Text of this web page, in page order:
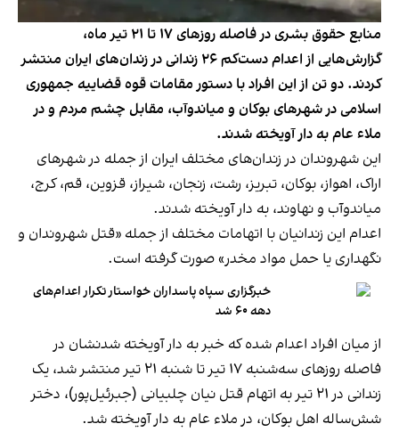
منابع حقوق بشری در فاصله روزهای ۱۷ تا ۲۱ تیر ماه،
گزارش‌هایی از اعدام دست‌کم ۲۶ زندانی در زندان‌های ایران منتشر
کردند. دو تن از این افراد با دستور مقامات قوه قضاییه جمهوری
اسلامی در شهرهای بوکان و میاندوآب، مقابل چشم مردم و در
ملاء عام به دار آویخته شدند.
این شهروندان در زندان‌های مختلف ایران از جمله در شهرهای
اراک، اهواز، بوکان، تبریز، رشت، زنجان، شیراز، قزوین، قم، کرج،
میاندوآب و نهاوند، به دار آویخته شدند.
اعدام این زندانیان با اتهامات مختلف از جمله «قتل شهروندان و
نگهداری یا حمل مواد مخدر» صورت گرفته است.
خبرگزاری سپاه پاسداران خواستار تکرار اعدام‌های
دهه ۶۰ شد
از میان افراد اعدام شده که خبر به دار آویخته شدنشان در
فاصله روزهای سه‌شنبه ۱۷ تیر تا شنبه ۲۱ تیر منتشر شد، یک
زندانی در ۲۱ تیر به اتهام قتل نیان چلبیانی (جبرئیل‌پور)، دختر
شش‌ساله اهل بوکان، در ملاء عام به دار آویخته شد.